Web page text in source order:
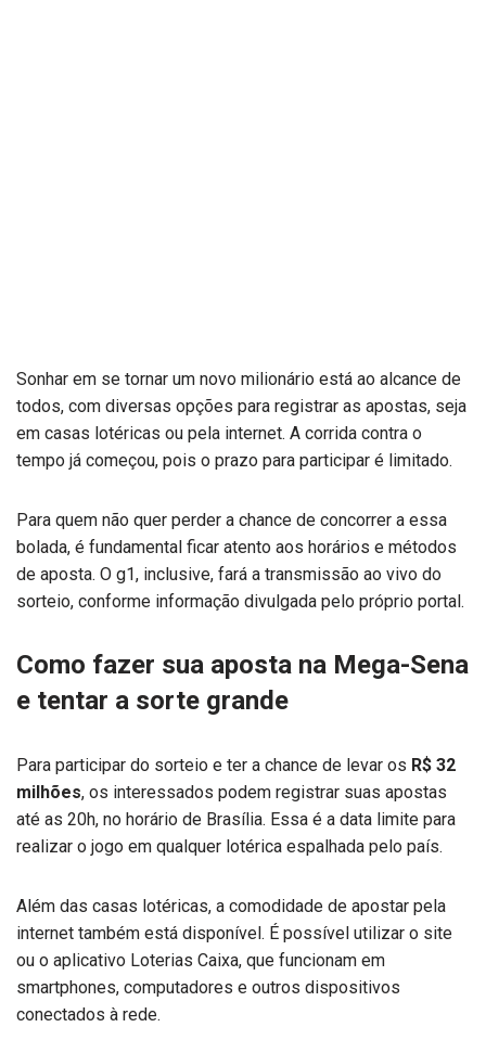
Sonhar em se tornar um novo milionário está ao alcance de
todos, com diversas opções para registrar as apostas, seja
em casas lotéricas ou pela internet. A corrida contra o
tempo já começou, pois o prazo para participar é limitado.
Para quem não quer perder a chance de concorrer a essa
bolada, é fundamental ficar atento aos horários e métodos
de aposta. O g1, inclusive, fará a transmissão ao vivo do
sorteio, conforme informação divulgada pelo próprio portal.
Como fazer sua aposta na Mega-Sena
e tentar a sorte grande
Para participar do sorteio e ter a chance de levar os R$ 32
milhões, os interessados podem registrar suas apostas
até as 20h, no horário de Brasília. Essa é a data limite para
realizar o jogo em qualquer lotérica espalhada pelo país.
Além das casas lotéricas, a comodidade de apostar pela
internet também está disponível. É possível utilizar o site
ou o aplicativo Loterias Caixa, que funcionam em
smartphones, computadores e outros dispositivos
conectados à rede.